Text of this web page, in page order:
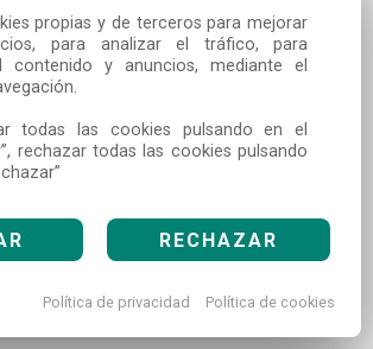
propias y de terceros para mejorar
para analizar el tráfico, para
contenido y anuncios, mediante el
todas las cookies pulsando en el
rechazar todas las cookies pulsando
RECHAZAR
Política de privacidad Política de cookies